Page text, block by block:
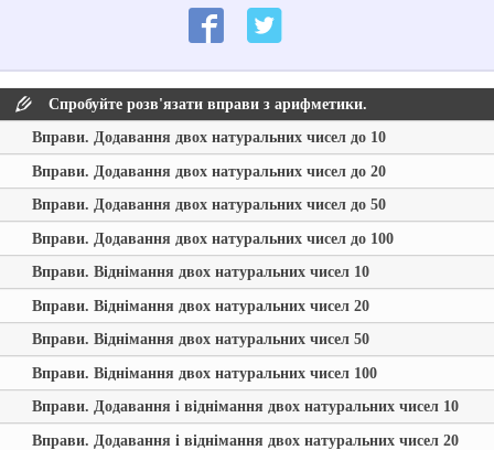
Спробуйте розв'язати вправи з арифметики.
Вправи. Додавання двох натуральних чисел до 10
Вправи. Додавання двох натуральних чисел до 20
Вправи. Додавання двох натуральних чисел до 50
Вправи. Додавання двох натуральних чисел до 100
Вправи. Віднімання двох натуральних чисел 10
Вправи. Віднімання двох натуральних чисел 20
Вправи. Віднімання двох натуральних чисел 50
Вправи. Віднімання двох натуральних чисел 100
Вправи. Додавання і віднімання двох натуральних чисел 10
Вправи. Додавання і віднімання двох натуральних чисел 20